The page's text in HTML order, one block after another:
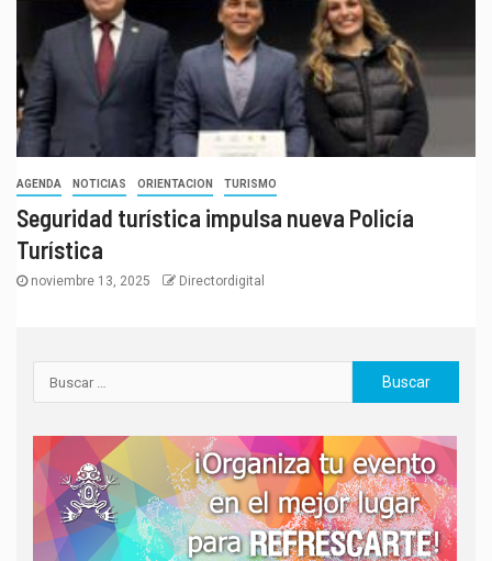
AGENDA NOTICIAS ORIENTACION TURISMO
Seguridad turística impulsa nueva Policía
Turística
noviembre 13, 2025 Directordigital